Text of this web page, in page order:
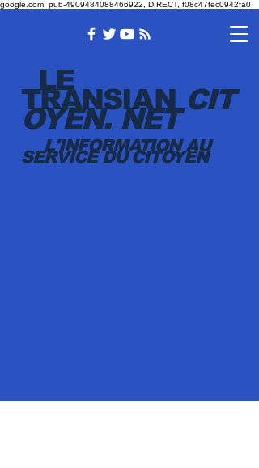
google.com, pub-4909484088466922, DIRECT, f08c47fec0942fa0
LE
TRANSIAN CIT
OYEN.NET
L'INFORMATION AU
SERVICE DU CITOYEN